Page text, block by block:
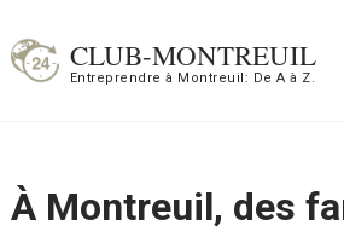
au
contenu
CLUB-MONTREUIL
Entreprendre à Montreuil: De A à Z.
À Montreuil, des